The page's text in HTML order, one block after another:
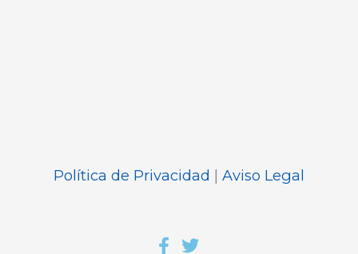
Política de Privacidad | Aviso Legal